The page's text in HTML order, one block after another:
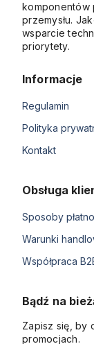
komponentów
przemysłu.
wsparcie
priorytety.
Informacje
Regulamin
Polityka
Kontakt
Obsługa
Sposoby
Warunki
Współpraca
Bądź na
Zapisz się, by
promocjach.